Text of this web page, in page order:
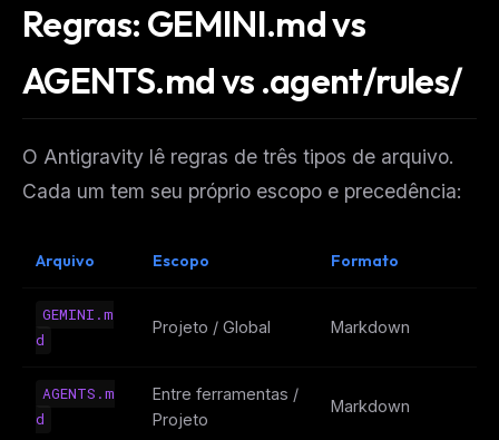
Regras: GEMINI.md vs
AGENTS.md vs .agent/rules/
O Antigravity lê regras de três tipos de arquivo.
Cada um tem seu próprio escopo e precedência:
Arquivo Escopo Formato
GEMINI.m
d
Projeto / Global Markdown
AGENTS.m
d
Entre ferramentas /
Projeto
Markdown